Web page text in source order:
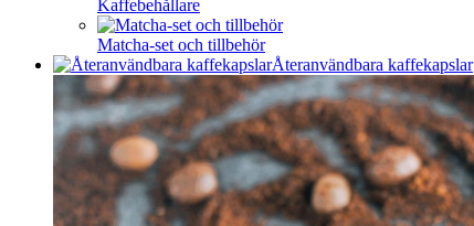
Kaffebehållare
Matcha-set och tillbehör
Återanvändbara kaffekapslar